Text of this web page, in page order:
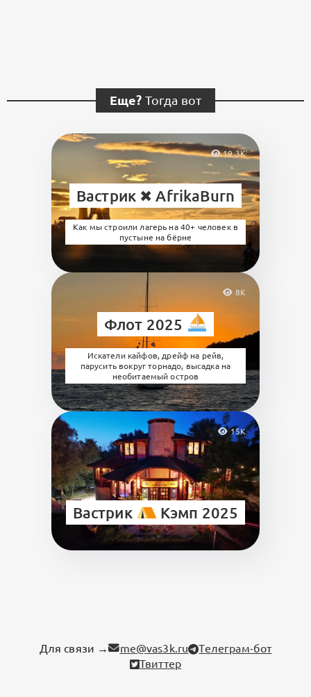
Еще? Тогда вот
19.3K
Вастрик ✖︎ AfrikaBurn
Как мы строили лагерь на 40+ человек в
пустыне на бёрне
8K
Флот 2025
Искатели кайфов, дрейф на рейв,
парусить вокруг торнадо, высадка на
необитаемый остров
15K
Вастрик Кэмп 2025
Для связи → me@vas3k.ru
Телеграм-бот
Твиттер